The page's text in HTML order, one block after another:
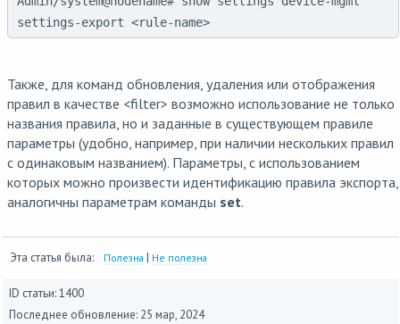
settings-export <rule-name>
Также, для команд обновления, удаления или отображения
правил в качестве <filter> возможно использование не только
названия правила, но и заданные в существующем правиле
параметры (удобно, например, при наличии нескольких правил
с одинаковым названием). Параметры, с использованием
которых можно произвести идентификацию правила экспорта,
аналогичны параметрам команды set.
Эта статья была: Полезна | Не полезна
ID статьи: 1400
Последнее обновление: 25 мар, 2024